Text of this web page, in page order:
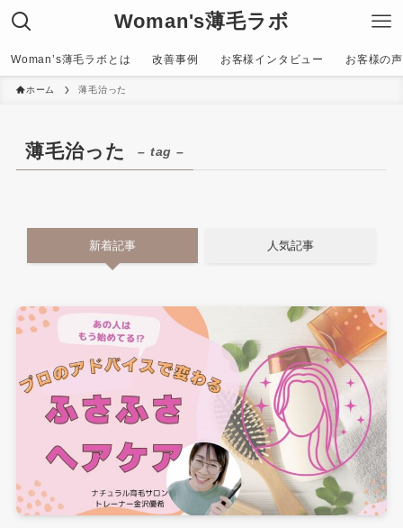
Woman's薄毛ラボ
Woman’s薄毛ラボとは 改善事例 お客様インタビュー お客様の
ホーム 薄毛治った
薄毛治った – tag –
新着記事 人気記事